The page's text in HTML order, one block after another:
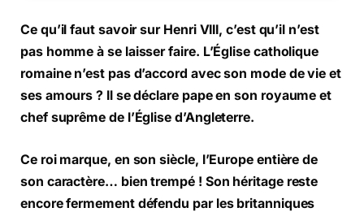
Ce qu’il faut savoir sur Henri VIII, c’est qu’il n’est
pas homme à se laisser faire. L’Église catholique
romaine n’est pas d’accord avec son mode de vie et
ses amours ? Il se déclare pape en son royaume et
chef suprême de l’Église d’Angleterre.
Ce roi marque, en son siècle, l’Europe entière de
son caractère… bien trempé ! Son héritage reste
encore fermement défendu par les britanniques